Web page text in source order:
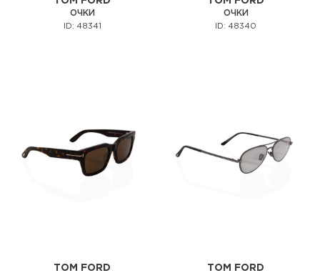
ОЧКИ
ID: 48341
ОЧКИ
ID: 48340
TOM FORD TOM FORD